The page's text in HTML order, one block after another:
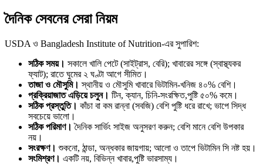
দৈনিক সেবনের সেরা নিয়ম
USDA ও Bangladesh Institute of Nutrition-এর সুপারিশ:
সঠিক সময়। সকালে খালি পেটে (সাইট্রাস, বেরি); খাবারের সঙ্গে (স্বাস্থ্যকর
ফ্যাট); রাতে ঘুমের ২ ঘণ্টা আগে সীমিত।
তাজা ও মৌসুমি। স্থানীয় ও মৌসুমি খাবারে ভিটামিন-খনিজ ৪০% বেশি।
প্রক্রিয়াজাত এড়িয়ে চলুন। টিন, ক্যান, চিনি-সংরক্ষিত,পুষ্টি ৫০% কমে।
সঠিক প্রস্তুতি। কাঁচা বা কম রান্না (সবজি) বেশি পুষ্টি ধরে রাখে; ভাপে সিদ্ধ
সবচেয়ে ভালো।
সঠিক পরিমাণ। দৈনিক সার্ভিং সাইজ অনুসরণ করুন; বেশি মানে বেশি উপকার
নয়।
সংরক্ষণ। শুকনো, ঠান্ডা, অন্ধকার জায়গায়; আলো ও তাপে ভিটামিন সি নষ্ট হয়।
সংমিশ্রণ। একটি নয়, বিভিন্ন খাবার,পুষ্টি ভারসাম্য।